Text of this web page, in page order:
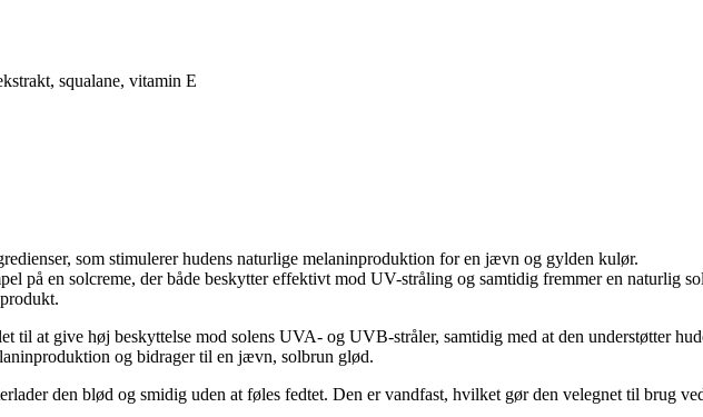
squalane, vitamin E
som stimulerer hudens naturlige melaninproduktion for en jævn og gylden kulør.
på en solcreme, der både beskytter effektivt mod UV-stråling og samtidig fremmer en naturlig
til at give høj beskyttelse mod solens UVA- og UVB-stråler, samtidig med at den understøtter
og bidrager til en jævn, solbrun glød.
den blød og smidig uden at føles fedtet. Den er vandfast, hvilket gør den velegnet til brug